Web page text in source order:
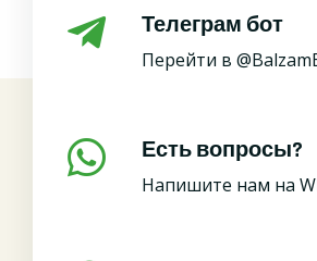
Телеграм бот
Перейти в
Есть вопросы?
Напишите нам на